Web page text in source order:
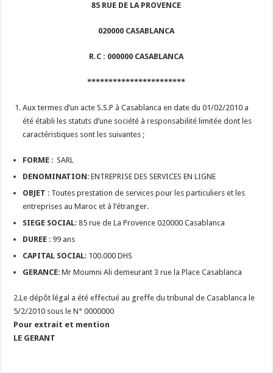
85 RUE DE LA PROVENCE
020000 CASABLANCA
R.C : 000000 CASABLANCA
***********************
Aux termes d’un acte S.S.P à Casablanca en date du 01/02/2010 a
été établi les statuts d’une société à responsabilité limitée dont les
caractéristiques sont les suivantes ;
FORME : SARL
DENOMINATION: ENTREPRISE DES SERVICES EN LIGNE
OBJET : Toutes prestation de services pour les particuliers et les
entreprises au Maroc et à l’étranger.
SIEGE SOCIAL: 85 rue de La Provence 020000 Casablanca
DUREE : 99 ans
CAPITAL SOCIAL: 100.000 DHS
GERANCE: Mr Moumni Ali demeurant 3 rue la Place Casablanca
2.Le dépôt légal a été effectué au greffe du tribunal de Casablanca le
5/2/2010 sous le N° 0000000
Pour extrait et mention
LE GERANT